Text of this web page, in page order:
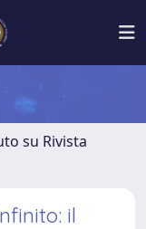
su Rivista
il